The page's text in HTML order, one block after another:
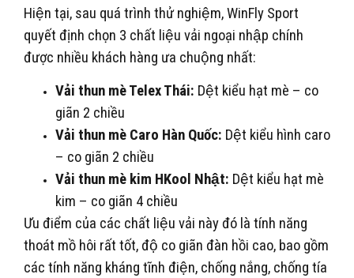
Hiện tại, sau quá trình thử nghiệm, WinFly Sport
quyết định chọn 3 chất liệu vải ngoại nhập chính
được nhiều khách hàng ưa chuộng nhất:
Vải thun mè Telex Thái: Dệt kiểu hạt mè – co
giãn 2 chiều
Vải thun mè Caro Hàn Quốc: Dệt kiểu hình caro
– co giãn 2 chiều
Vải thun mè kim HKool Nhật: Dệt kiểu hạt mè
kim – co giãn 4 chiều
Ưu điểm của các chất liệu vải này đó là tính năng
thoát mồ hôi rất tốt, độ co giãn đàn hồi cao, bao gồm
các tính năng kháng tĩnh điện, chống nắng, chống tía